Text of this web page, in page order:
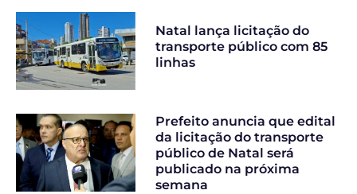
Natal lança licitação do
transporte público com 85
linhas
Prefeito anuncia que edital
da licitação do transporte
público de Natal será
publicado na próxima
semana